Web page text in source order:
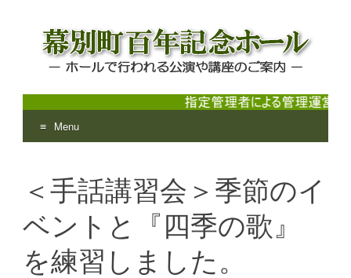
幕別町百年記念ホール
ホールで行われる公演や講座のご案内
Menu
content
＜手話講習会＞季節のイ
ベントと『四季の歌』
を練習しました。